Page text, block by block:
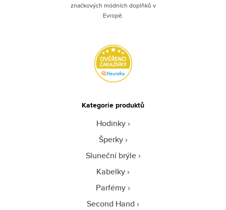
značkových módních doplňků v
Evropě.
Kategorie produktů
Hodinky
Šperky
Sluneční brýle
Kabelky
Parfémy
Second Hand